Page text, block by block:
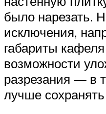
было нарезать.
исключения,
габариты
возможности
разрезания — в
лучше